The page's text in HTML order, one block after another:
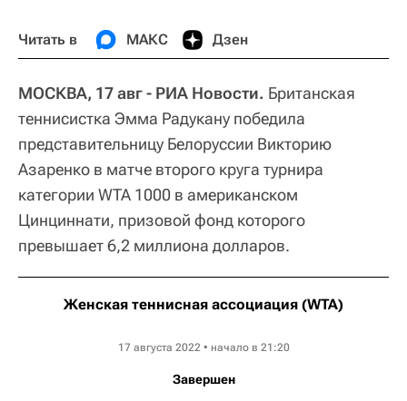
Читать в МАКС Дзен
МОСКВА, 17 авг - РИА Новости. Британская
теннисистка Эмма Радукану победила
представительницу Белоруссии Викторию
Азаренко в матче второго круга турнира
категории WTA 1000 в американском
Цинциннати, призовой фонд которого
превышает 6,2 миллиона долларов.
Женская теннисная ассоциация (WTA)
17 августа 2022 • начало в 21:20
Завершен